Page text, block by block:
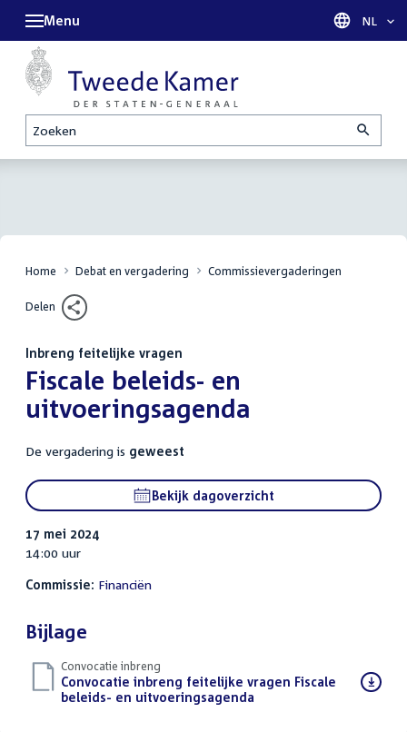
Zoeken
Menu Taal
NL
Home Debat en vergadering Commissievergaderingen
Delen
Inbreng feitelijke vragen
:Fiscale beleids- en
uitvoeringsagenda
De vergadering is geweest
Bekijk dagoverzicht
17 mei 2024
14:00 uur
Commissie: Financiën
Bijlage
Convocatie inbreng
Download
bestand:
Convocatie inbreng feitelijke vragen Fiscale
beleids- en uitvoeringsagenda